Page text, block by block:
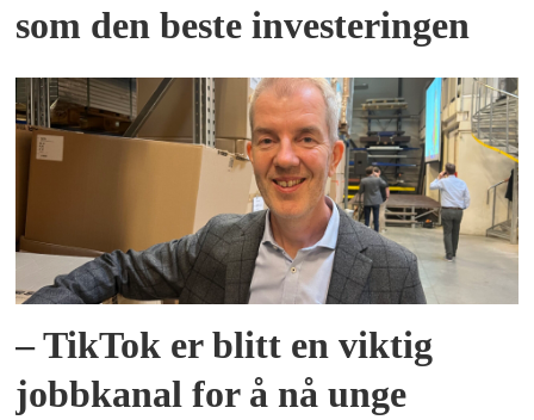
som den beste investeringen
– TikTok er blitt en viktig
jobbkanal for å nå unge